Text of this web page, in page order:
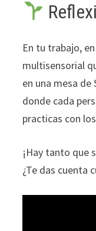
En tu trabajo,
multisensorial
en una mesa de
donde cada
practicas con
¡Hay tanto que
¿Te das cuenta